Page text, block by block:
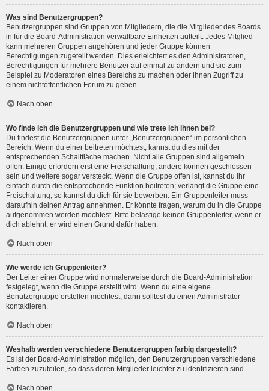
Was sind Benutzergruppen?
Benutzergruppen sind Gruppen von Mitgliedern, die die Mitglieder des Boards
in für die Board-Administration verwaltbare Einheiten aufteilt. Jedes Mitglied
kann mehreren Gruppen angehören und jeder Gruppe können
Berechtigungen zugeteilt werden. Dies erleichtert es den Administratoren,
Berechtigungen für mehrere Benutzer auf einmal zu ändern und sie zum
Beispiel zu Moderatoren eines Bereichs zu machen oder ihnen Zugriff zu
einem nichtöffentlichen Forum zu geben.
Nach oben
Wo finde ich die Benutzergruppen und wie trete ich ihnen bei?
Du findest die Benutzergruppen unter „Benutzergruppen“ im persönlichen
Bereich. Wenn du einer beitreten möchtest, kannst du dies mit der
entsprechenden Schaltfläche machen. Nicht alle Gruppen sind allgemein
offen. Einige erfordern erst eine Freischaltung, andere können geschlossen
sein und weitere sogar versteckt. Wenn die Gruppe offen ist, kannst du ihr
einfach durch die entsprechende Funktion beitreten; verlangt die Gruppe eine
Freischaltung, so kannst du dich für sie bewerben. Ein Gruppenleiter muss
daraufhin deinen Antrag annehmen. Er könnte fragen, warum du in die Gruppe
aufgenommen werden möchtest. Bitte belästige keinen Gruppenleiter, wenn er
dich ablehnt, er wird einen Grund dafür haben.
Nach oben
Wie werde ich Gruppenleiter?
Der Leiter einer Gruppe wird normalerweise durch die Board-Administration
festgelegt, wenn die Gruppe erstellt wird. Wenn du eine eigene
Benutzergruppe erstellen möchtest, dann solltest du einen Administrator
kontaktieren.
Nach oben
Weshalb werden verschiedene Benutzergruppen farbig dargestellt?
Es ist der Board-Administration möglich, den Benutzergruppen verschiedene
Farben zuzuteilen, so dass deren Mitglieder leichter zu identifizieren sind.
Nach oben